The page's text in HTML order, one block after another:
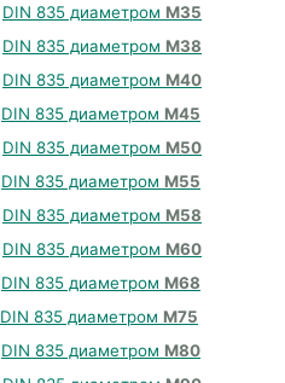
DIN 835 диаметром М35
DIN 835 диаметром М38
DIN 835 диаметром М40
DIN 835 диаметром М45
DIN 835 диаметром М50
DIN 835 диаметром М55
DIN 835 диаметром М58
DIN 835 диаметром М60
DIN 835 диаметром М68
DIN 835 диаметром М75
DIN 835 диаметром М80